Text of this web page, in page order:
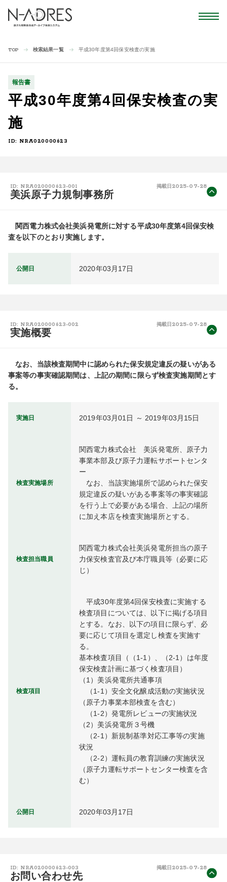
TOP 検索結果一覧 平成30年度第4回保安検査の実施
報告書
平成30年度第4回保安検査の実
施
ID: NRA020000623
ID: NRA020000623-001 掲載日 2025-07-28
美浜原子力規制事務所
関西電力株式会社美浜発電所に対する平成30年度第4回保安検
査を以下のとおり実施します。
公開日 2020年03月17日
ID: NRA020000623-002 掲載日 2025-07-28
実施概要
なお、当該検査期間中に認められた保安規定違反の疑いがある
事案等の事実確認期間は、上記の期間に限らず検査実施期間とす
る。
実施日 2019年03月01日 ～ 2019年03月15日
検査実施場所
関西電力株式会社　美浜発電所、原子力
事業本部及び原子力運転サポートセンタ
ー
なお、当該実施場所で認められた保安
規定違反の疑いがある事案等の事実確認
を行う上で必要がある場合、上記の場所
に加え本店を検査実施場所とする。
検査担当職員
関西電力株式会社美浜発電所担当の原子
力保安検査官及び本庁職員等（必要に応
じ）
検査項目
平成30年度第4回保安検査に実施する
検査項目については、以下に掲げる項目
とする。なお、以下の項目に限らず、必
要に応じて項目を選定し検査を実施す
る。
基本検査項目（（1-1）、（2-1）は年度
保安検査計画に基づく検査項目）
（1）美浜発電所共通事項
（1-1）安全文化醸成活動の実施状況
（原子力事業本部検査を含む）
（1-2）発電所レビューの実施状況
（2）美浜発電所３号機
（2-1）新規制基準対応工事等の実施
状況
（2-2）運転員の教育訓練の実施状況
（原子力運転サポートセンター検査を含
む）
公開日 2020年03月17日
ID: NRA020000623-003 掲載日 2025-07-28
お問い合わせ先